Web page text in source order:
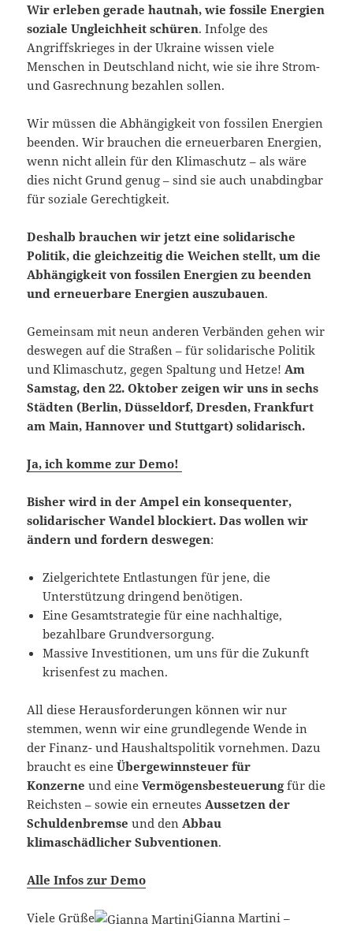
Wir erleben gerade hautnah, wie fossile Energien
soziale Ungleichheit schüren. Infolge des
Angriffskrieges in der Ukraine wissen viele
Menschen in Deutschland nicht, wie sie ihre Strom-
und Gasrechnung bezahlen sollen.
Wir müssen die Abhängigkeit von fossilen Energien
beenden. Wir brauchen die erneuerbaren Energien,
wenn nicht allein für den Klimaschutz – als wäre
dies nicht Grund genug – sind sie auch unabdingbar
für soziale Gerechtigkeit.
Deshalb brauchen wir jetzt eine solidarische
Politik, die gleichzeitig die Weichen stellt, um die
Abhängigkeit von fossilen Energien zu beenden
und erneuerbare Energien auszubauen.
Gemeinsam mit neun anderen Verbänden gehen wir
deswegen auf die Straßen – für solidarische Politik
und Klimaschutz, gegen Spaltung und Hetze! Am
Samstag, den 22. Oktober zeigen wir uns in sechs
Städten (Berlin, Düsseldorf, Dresden, Frankfurt
am Main, Hannover und Stuttgart) solidarisch.
Ja, ich komme zur Demo!
Bisher wird in der Ampel ein konsequenter,
solidarischer Wandel blockiert. Das wollen wir
ändern und fordern deswegen:
Zielgerichtete Entlastungen für jene, die
Unterstützung dringend benötigen.
Eine Gesamtstrategie für eine nachhaltige,
bezahlbare Grundversorgung.
Massive Investitionen, um uns für die Zukunft
krisenfest zu machen.
All diese Herausforderungen können wir nur
stemmen, wenn wir eine grundlegende Wende in
der Finanz- und Haushaltspolitik vornehmen. Dazu
braucht es eineÜbergewinnsteuer für
Konzerne und eineVermögensbesteuerungfür die
Reichsten – sowie ein erneutes Aussetzen der
Schuldenbremse und den Abbau
klimaschädlicher Subventionen.
Alle Infos zur Demo
Viele Grüße
Gianna Martini –